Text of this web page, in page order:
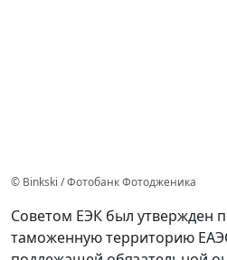
© Binkski / Фотобанк Фотодженика
Советом ЕЭК был утвержден
таможенную территорию